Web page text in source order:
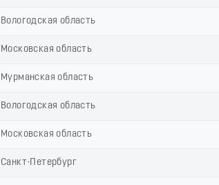
Вологодская область
Московская область
Мурманская область
Вологодская область
Московская область
Санкт-Петербург